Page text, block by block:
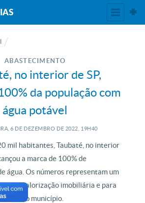
ABASTECIMENTO
no interior de SP,
da população com
água potável
6 DE DEZEMBRO DE 2022, 19H40
mil habitantes, Taubaté, no interior
a marca de 100% de
água. Os números representam um
a valorização imobiliária e para
no município.